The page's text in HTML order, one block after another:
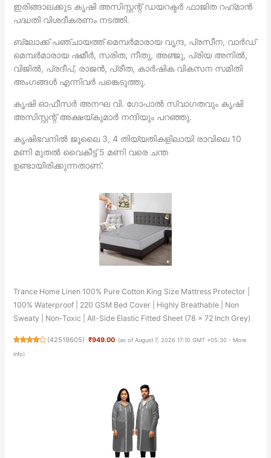
ഇരിങ്ങാലക്കുട കൃഷി അസിസ്റ്റന്റ് ഡയറക്ടർ ഫാജിത റഹ്‌മാൻ
പദ്ധതി വിശദീകരണം നടത്തി.
ബ്ലോക്ക്‌ പഞ്ചായത്ത് മെമ്പർമാരായ വൃന്ദ, പ്രസീന, വാർഡ്
മെമ്പർമാരായ ഷമീർ, സരിത, നീതു, അഞ്ജു, പ്രിയ അനിൽ,
വിജിൽ, പ്രദീപ്‌, രാജൻ, പ്രീത, കാർഷിക വികസന സമിതി
അംഗങ്ങൾ എന്നിവർ പങ്കെടുത്തു.
കൃഷി ഓഫീസർ അനഘ വി. ഗോപാൽ സ്വാഗതവും കൃഷി
അസിസ്റ്റന്റ് അക്ഷയ്കുമാർ നന്ദിയും പറഞ്ഞു.
കൃഷിഭവനിൽ ജൂലൈ 3, 4 തിയ്യതികളിലായി രാവിലെ 10
മണി മുതൽ വൈകീട്ട് 5 മണി വരെ ചന്ത
ഉണ്ടായിരിക്കുന്നതാണ്.
Trance Home Linen 100% Pure Cotton King Size Mattress Protector |
100% Waterproof | 220 GSM Bed Cover | Highly Breathable | Non
Sweaty | Non-Toxic | All-Side Elastic Fitted Sheet (78 x 72 Inch Grey)
(42519605) ₹949.00 (as of August 7, 2026 17:10 GMT +05:30 - More
info)